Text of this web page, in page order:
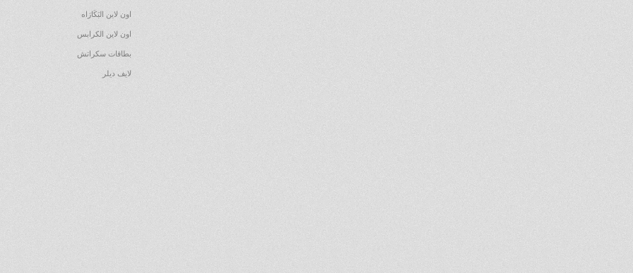
اون لاين البَكَارَاه
اون لاين الكرابس
بطاقات سكراتش
لايف ديلر